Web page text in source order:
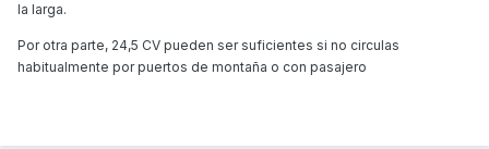
la larga.
Por otra parte, 24,5 CV pueden ser suficientes si no circulas
habitualmente por puertos de montaña o con pasajero